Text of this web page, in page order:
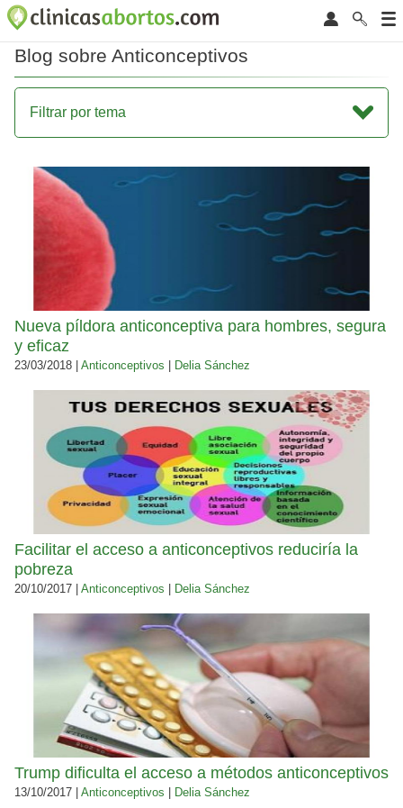
Blog sobre Anticonceptivos
Filtrar por tema
Nueva píldora anticonceptiva para hombres, segura
y eficaz
23/03/2018 | Anticonceptivos Delia Sánchez
Facilitar el acceso a anticonceptivos reduciría la
pobreza
20/10/2017 | Anticonceptivos Delia Sánchez
Trump dificulta el acceso a métodos anticonceptivos
13/10/2017 | Anticonceptivos Delia Sánchez